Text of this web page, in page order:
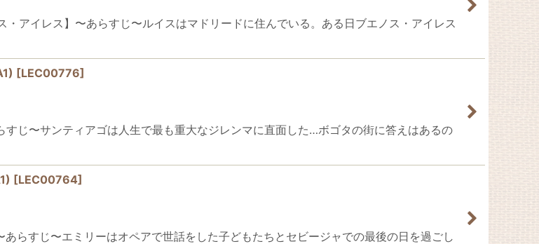
・アイレス】〜あらすじ〜ルイスはマドリードに住んでいる。ある日ブエノス・アイレス
[LEC00776]
じ〜サンティアゴは人生で最も重大なジレンマに直面した…ボゴタの街に答えはあるの
[LEC00764]
らすじ〜エミリーはオペアで世話をした子どもたちとセビージャでの最後の日を過ごし